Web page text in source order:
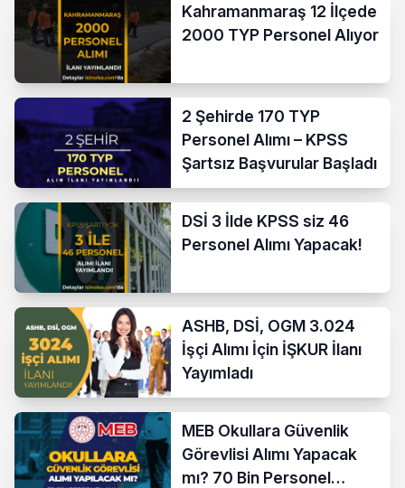
Kahramanmaraş 12 İlçede
2000 TYP Personel Alıyor
2 Şehirde 170 TYP
Personel Alımı – KPSS
Şartsız Başvurular Başladı
DSİ 3 İlde KPSS siz 46
Personel Alımı Yapacak!
ASHB, DSİ, OGM 3.024
İşçi Alımı İçin İŞKUR İlanı
Yayımladı
MEB Okullara Güvenlik
Görevlisi Alımı Yapacak
mı? 70 Bin Personel